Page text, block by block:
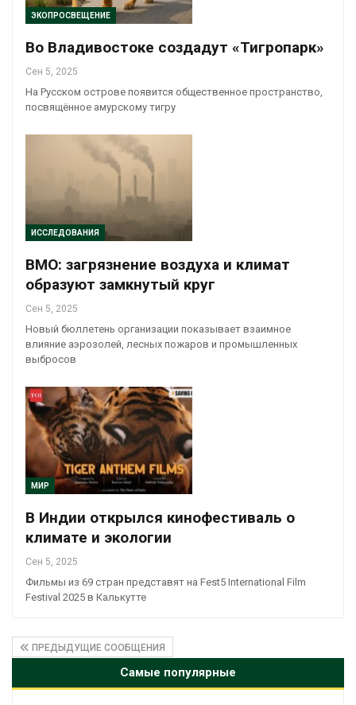
ЭКОПРОСВЕЩЕНИЕ
Во Владивостоке создадут «Тигропарк»
Сен 5, 2025
На Русском острове появится общественное пространство,
посвящённое амурскому тигру
ИССЛЕДОВАНИЯ
ВМО: загрязнение воздуха и климат
образуют замкнутый круг
Сен 5, 2025
Новый бюллетень организации показывает взаимное
влияние аэрозолей, лесных пожаров и промышленных
выбросов
МИР
В Индии открылся кинофестиваль о
климате и экологии
Сен 5, 2025
Фильмы из 69 стран представят на Fest5 International Film
Festival 2025 в Калькутте
ПРЕДЫДУЩИЕ СООБЩЕНИЯ
Самые популярные